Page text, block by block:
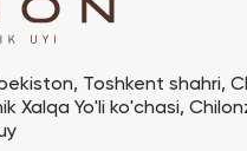
Toshkent shahri,
Xalqa Yo'li ko'chasi,